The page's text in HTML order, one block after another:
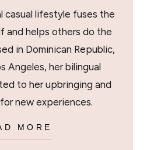
casual lifestyle fuses the
and helps others do the
in Dominican Republic,
Angeles, her bilingual
to her upbringing and
new experiences.
MORE